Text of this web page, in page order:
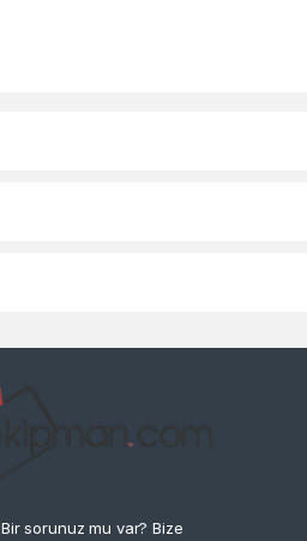
Bir sorunuz mu var? Bize